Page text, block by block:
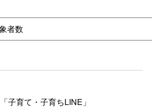
者数
子育て・子育ちLINE」